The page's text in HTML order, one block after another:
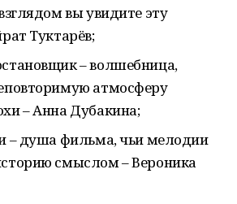
вы увидите эту
Туктарёв;
– волшебница,
атмосферу
– Анна Дубакина;
– душа фильма, чьи мелодии
смыслом – Вероника